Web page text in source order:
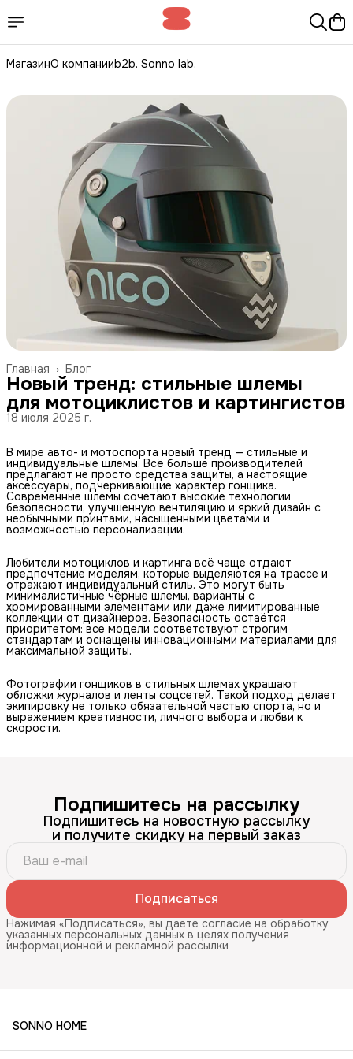
МагазинО компанииb2b. Sonno lab.
Блог
Главная ›
Новый тренд: стильные шлемы
для мотоциклистов и картингистов
18 июля 2025 г.
В мире авто- и мотоспорта новый тренд — стильные и
индивидуальные шлемы. Всё больше производителей
предлагают не просто средства защиты, а настоящие
аксессуары, подчеркивающие характер гонщика.
Современные шлемы сочетают высокие технологии
безопасности, улучшенную вентиляцию и яркий дизайн с
необычными принтами, насыщенными цветами и
возможностью персонализации.
Любители мотоциклов и картинга всё чаще отдают
предпочтение моделям, которые выделяются на трассе и
отражают индивидуальный стиль. Это могут быть
минималистичные чёрные шлемы, варианты с
хромированными элементами или даже лимитированные
коллекции от дизайнеров. Безопасность остаётся
приоритетом: все модели соответствуют строгим
стандартам и оснащены инновационными материалами для
максимальной защиты.
Фотографии гонщиков в стильных шлемах украшают
обложки журналов и ленты соцсетей. Такой подход делает
экипировку не только обязательной частью спорта, но и
выражением креативности, личного выбора и любви к
скорости.
Подпишитесь на рассылку
Подпишитесь на новостную рассылку
и получите скидку на первый заказ
Подписаться
Нажимая «Подписаться», вы даете согласие на обработку
указанных персональных данных в целях получения
информационной и рекламной рассылки
SONNO HOME